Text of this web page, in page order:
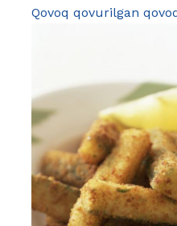
Qovoq qovurilgan